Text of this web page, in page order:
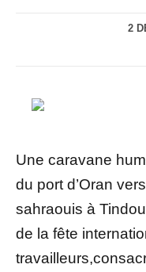
2
Une caravane
du port d’Oran
sahraouis à
de la fête